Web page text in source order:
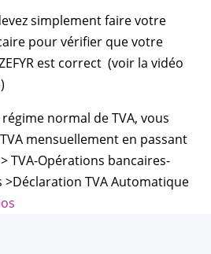
simplement faire votre
pour vérifier que votre
est correct (voir la vidéo
normal de TVA, vous
mensuellement en passant
TVA-Opérations bancaires-
>Déclaration TVA Automatique